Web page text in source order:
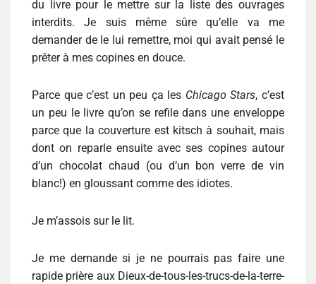
du livre pour le mettre sur la liste des ouvrages
interdits. Je suis même sûre qu’elle va me
demander de le lui remettre, moi qui avait pensé le
prêter à mes copines en douce.
Parce que c’est un peu ça les Chicago Stars, c’est
un peu le livre qu’on se refile dans une enveloppe
parce que la couverture est kitsch à souhait, mais
dont on reparle ensuite avec ses copines autour
d’un chocolat chaud (ou d’un bon verre de vin
blanc!) en gloussant comme des idiotes.
Je m’assois sur le lit.
Je me demande si je ne pourrais pas faire une
rapide prière aux Dieux-de-tous-les-trucs-de-la-terre-